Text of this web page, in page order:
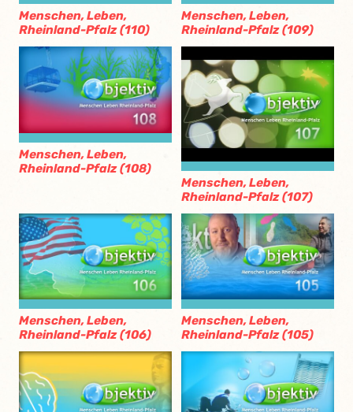
Menschen, Leben,
Rheinland-Pfalz (110)
Menschen, Leben,
Rheinland-Pfalz (109)
Menschen, Leben,
Rheinland-Pfalz (108)
Menschen, Leben,
Rheinland-Pfalz (107)
Menschen, Leben,
Rheinland-Pfalz (106)
Menschen, Leben,
Rheinland-Pfalz (105)